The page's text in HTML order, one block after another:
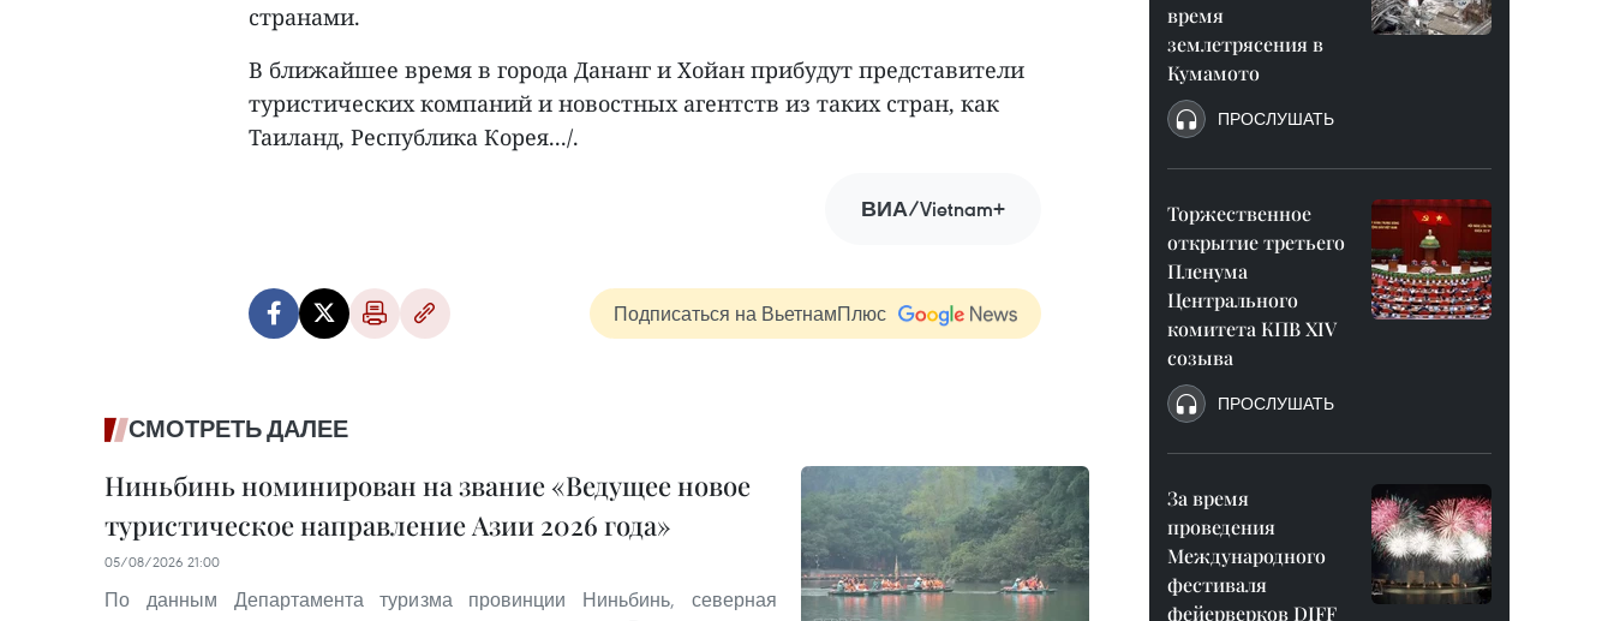
странами.
В ближайшее время в города Дананг и Хойан прибудут представители
туристических компаний и новостных агентств из таких стран, как
Таиланд, Республика Корея.../.
ВИА/Vietnam+
Подписаться на ВьетнамПлюс
СМОТРЕТЬ ДАЛЕЕ
Ниньбинь номинирован на звание «Ведущее новое
туристическое направление Азии 2026 года»
05/08/2026 21:00
По данным Департамента туризма провинции Ниньбинь, северная
время
землетрясения в
Кумамото
ПРОСЛУШАТЬ
Торжественное
открытие третьего
Пленума
Центрального
комитета КПВ XIV
созыва
ПРОСЛУШАТЬ
За время
проведения
Международного
фестиваля
фейерверков DIFF